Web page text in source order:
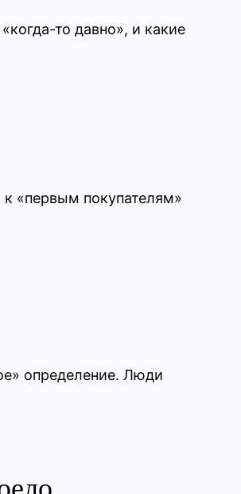
то давно», и какие
«первым покупателям»
определение. Люди